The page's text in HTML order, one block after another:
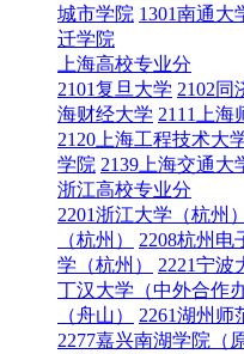
城市学院 1301南通大
迁学院
上海高校专业分
2101复旦大学 2102同
海财经大学 2111上海
2120上海工程技术大
学院 2139上海交通大
浙江高校专业分
2201浙江大学（杭州）
（杭州）
2208杭州电
学（杭州）
2221宁波
丁汉大学（中外合作
（舟山）
2261湖州师
2277嘉兴南湖学院（